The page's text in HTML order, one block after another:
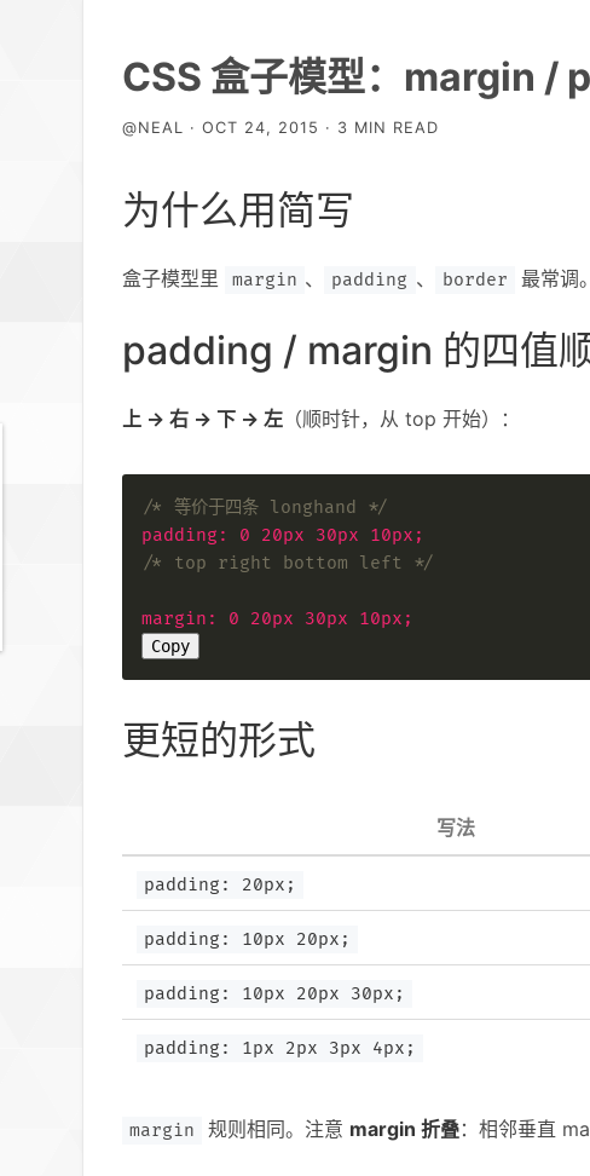
CSS 盒子模型：margin /
@NEAL · OCT 24, 2015 · 3 MIN READ
为什么用简写
盒子模型里 margin 、 padding 、 border 最常调
padding / margin 的四值
上 → 右 → 下 → 左 （顺时针，从 top 开始）：
/* 等价于四条 longhand */
padding : 0 20px 30px 10px ;
/* top right bottom left */
margin : 0 20px 30px 10px ;
Copy
更短的形式
写法
padding: 20px;
padding: 10px 20px;
padding: 10px 20px 30px;
padding: 1px 2px 3px 4px;
margin 规则相同。注意 margin 折叠：相邻垂直